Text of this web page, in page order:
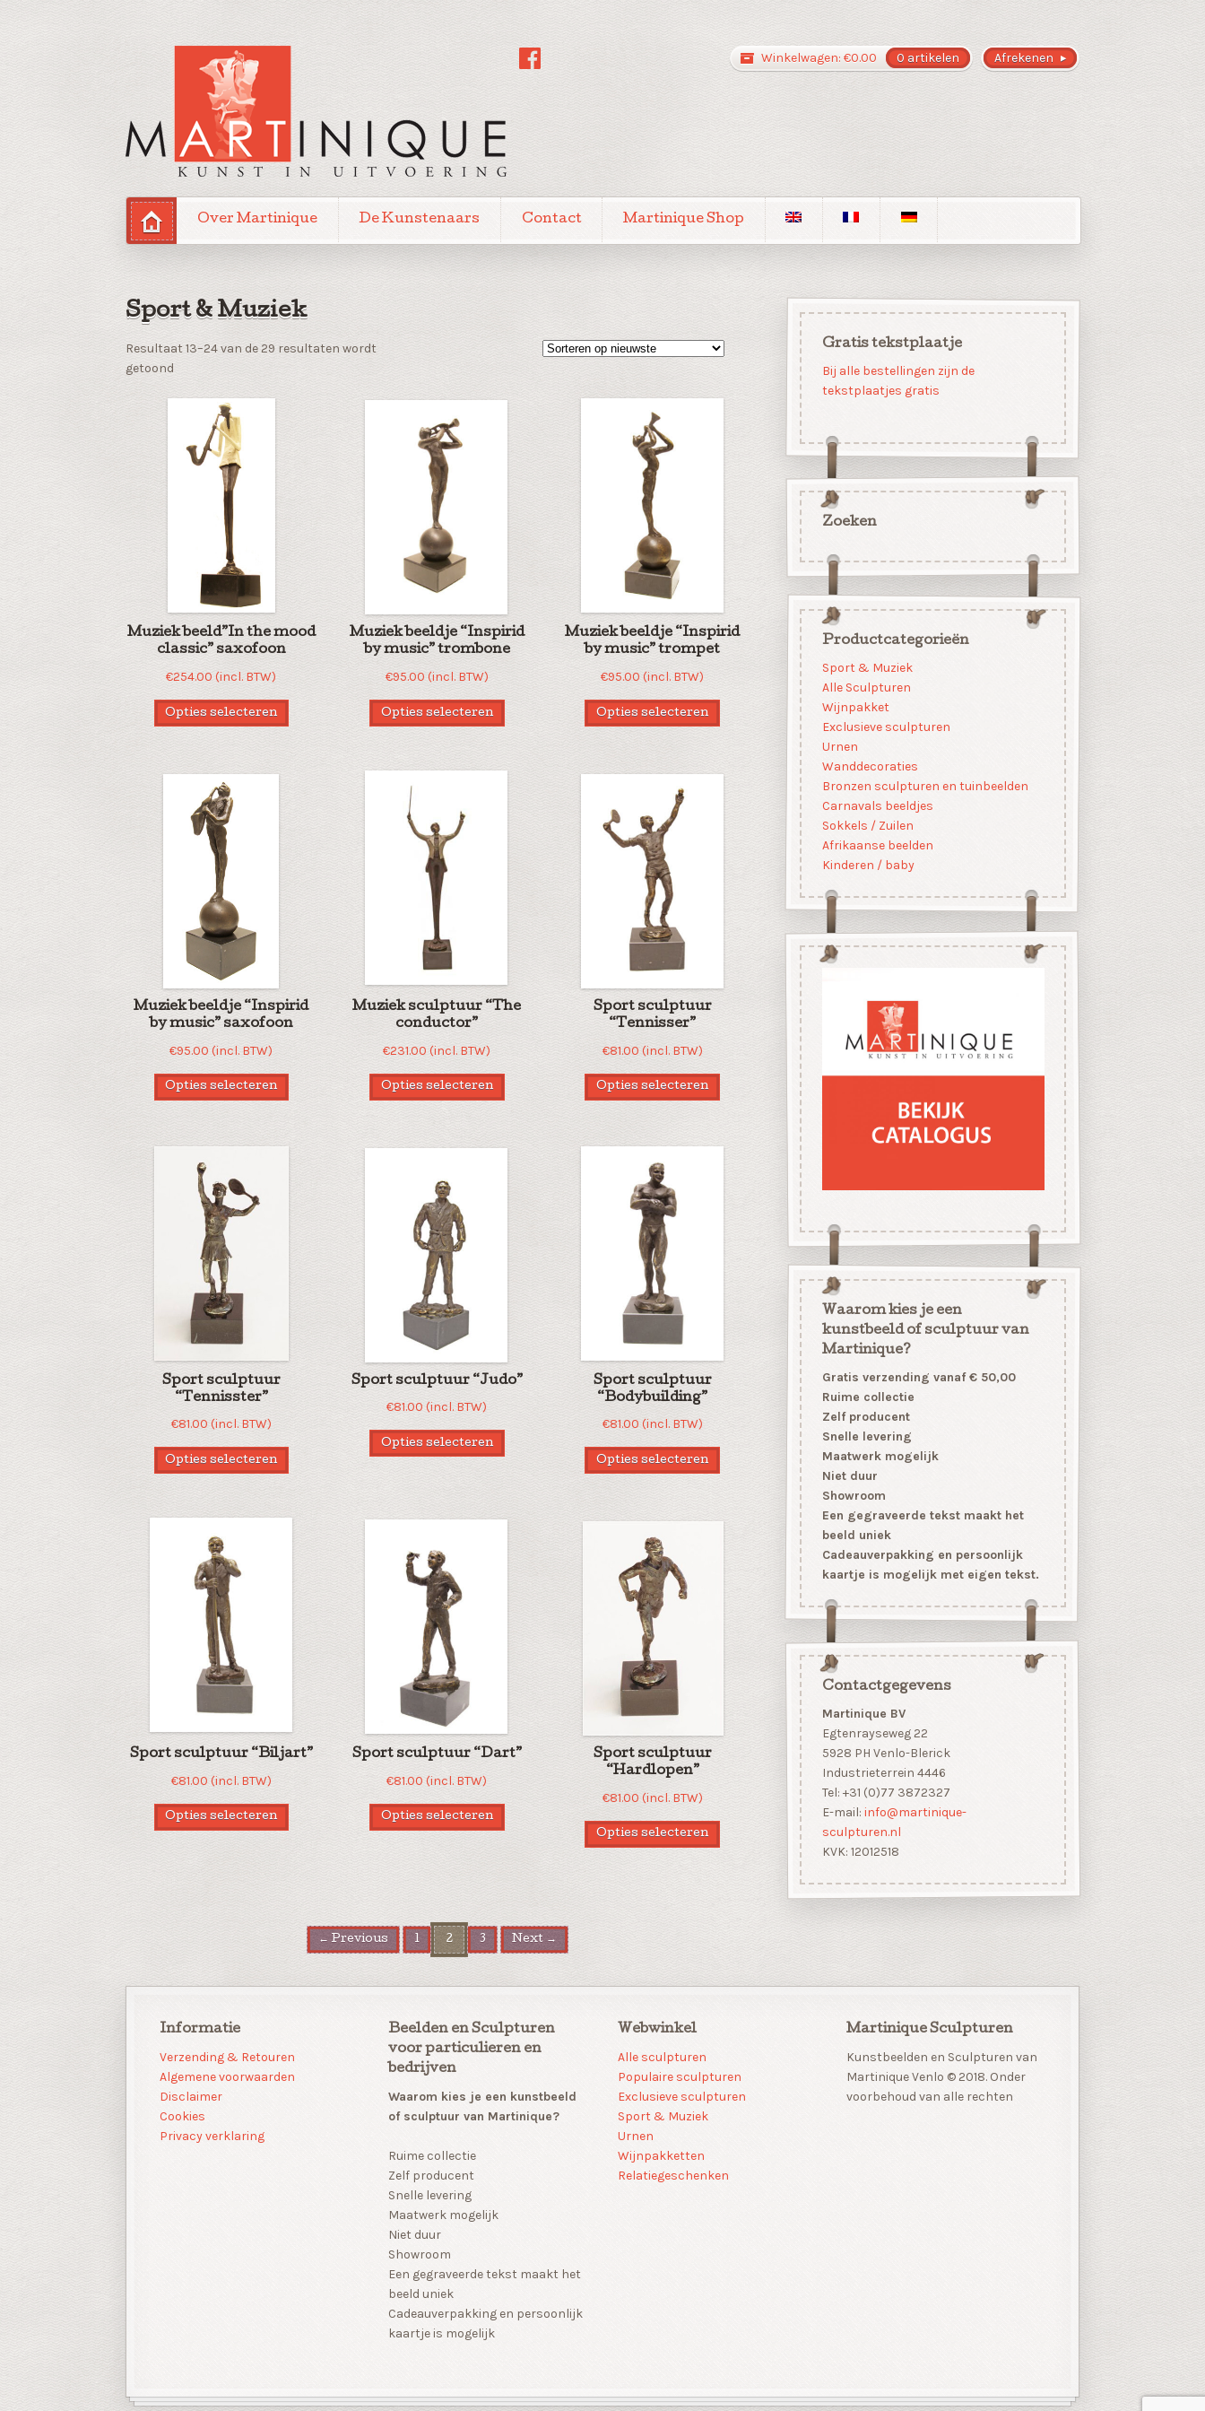
Afrekenen
Winkelwagen: €0.00 0 artikelen
Over Martinique De Kunstenaars Contact Martinique Shop
Sport & Muziek
Resultaat 13–24 van de 29 resultaten wordt
getoond
nieuwste
Muziek beeld”In the mood
classic” saxofoon
€254.00 (incl. BTW)
Opties selecteren
Muziek beeldje “Inspirid
by music” trombone
€95.00 (incl. BTW)
Opties selecteren
Muziek beeldje “Inspirid
by music” trompet
€95.00 (incl. BTW)
Opties selecteren
Muziek beeldje “Inspirid
by music” saxofoon
€95.00 (incl. BTW)
Opties selecteren
Muziek sculptuur “The
conductor”
€231.00 (incl. BTW)
Opties selecteren
Sport sculptuur
“Tennisser”
€81.00 (incl. BTW)
Opties selecteren
Sport sculptuur
“Tennisster”
€81.00 (incl. BTW)
Opties selecteren
Sport sculptuur “Judo”
€81.00 (incl. BTW)
Opties selecteren
Sport sculptuur
“Bodybuilding”
€81.00 (incl. BTW)
Opties selecteren
Sport sculptuur “Biljart”
€81.00 (incl. BTW)
Opties selecteren
Sport sculptuur “Dart”
€81.00 (incl. BTW)
Opties selecteren
Sport sculptuur
“Hardlopen”
€81.00 (incl. BTW)
Opties selecteren
← Previous 1 2 3 Next →
Gratis tekstplaatje
Bij alle bestellingen zijn de
tekstplaatjes gratis
Zoeken
Productcategorieën
Sport & Muziek
Alle Sculpturen
Wijnpakket
Exclusieve sculpturen
Urnen
Wanddecoraties
Bronzen sculpturen en tuinbeelden
Carnavals beeldjes
Sokkels / Zuilen
Afrikaanse beelden
Kinderen / baby
Waarom kies je een
kunstbeeld of sculptuur van
Martinique?
Gratis verzending vanaf € 50,00
Ruime collectie
Zelf producent
Snelle levering
Maatwerk mogelijk
Niet duur
Showroom
Een gegraveerde tekst maakt het
beeld uniek
Cadeauverpakking en persoonlijk
kaartje is mogelijk met eigen tekst.
Contactgegevens
Martinique BV
Egtenrayseweg 22
5928 PH Venlo-Blerick
Industrieterrein 4446
Tel: +31 (0)77 3872327
E-mail: info@martinique-
sculpturen.nl
KVK: 12012518
Informatie
Verzending & Retouren
Algemene voorwaarden
Disclaimer
Cookies
Privacy verklaring
Beelden en Sculpturen
voor particulieren en
bedrijven
Waarom kies je een kunstbeeld
of sculptuur van Martinique?
Ruime collectie
Zelf producent
Snelle levering
Maatwerk mogelijk
Niet duur
Showroom
Een gegraveerde tekst maakt het
beeld uniek
Cadeauverpakking en persoonlijk
kaartje is mogelijk
Webwinkel
Alle sculpturen
Populaire sculpturen
Exclusieve sculpturen
Sport & Muziek
Urnen
Wijnpakketten
Relatiegeschenken
Martinique Sculpturen
Kunstbeelden en Sculpturen van
Martinique Venlo © 2018. Onder
voorbehoud van alle rechten